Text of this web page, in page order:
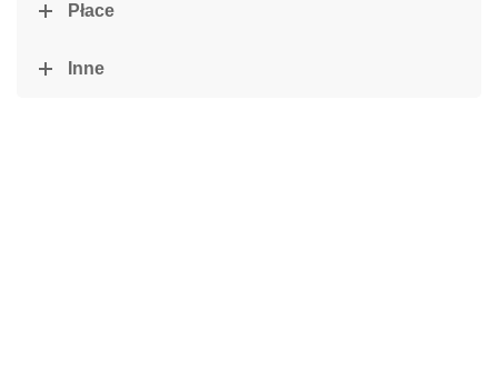
Płace
Inne